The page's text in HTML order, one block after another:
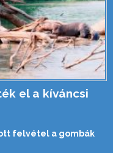
el a kíváncsi
felvétel a gombák